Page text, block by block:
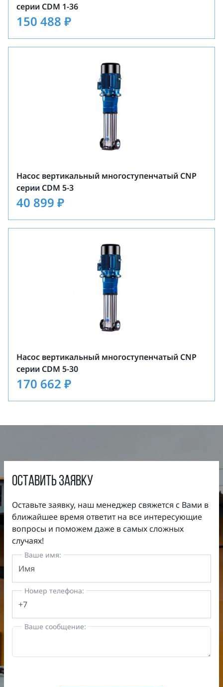
серии CDM 1-36
150 488 ₽
Насос вертикальный многоступенчатый CNP
серии CDM 5-3
40 899 ₽
Насос вертикальный многоступенчатый CNP
серии CDM 5-30
170 662 ₽
оставить заявку
Оставьте заявку, наш менеджер свяжется с Вами в
ближайшее время ответит на все интересующие
вопросы и поможем даже в самых сложных
случаях!
Ваше имя:
Номер телефона:
Ваше сообщение: